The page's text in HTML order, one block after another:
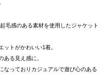
毛感のある素材を使用したジャケット
ットがかわいい1着。
ある見え感に。
なっておりカジュアルで遊び心のある